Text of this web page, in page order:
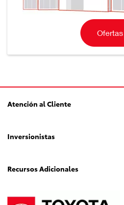
Ofertas
Atención al Cliente
Inversionistas
Recursos Adicionales